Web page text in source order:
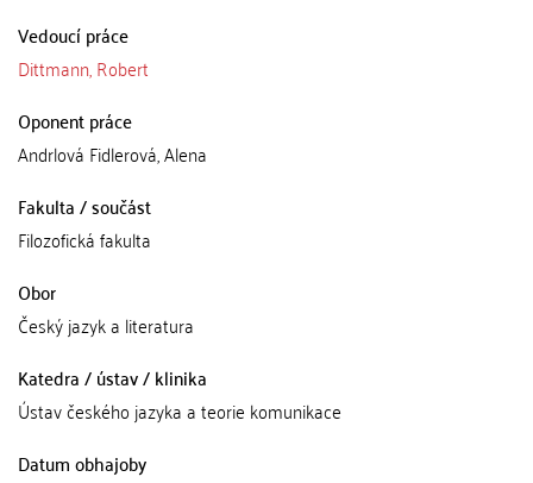
Vedoucí práce
Dittmann, Robert
Oponent práce
Andrlová Fidlerová, Alena
Fakulta / součást
Filozofická fakulta
Obor
Český jazyk a literatura
Katedra / ústav / klinika
Ústav českého jazyka a teorie komunikace
Datum obhajoby